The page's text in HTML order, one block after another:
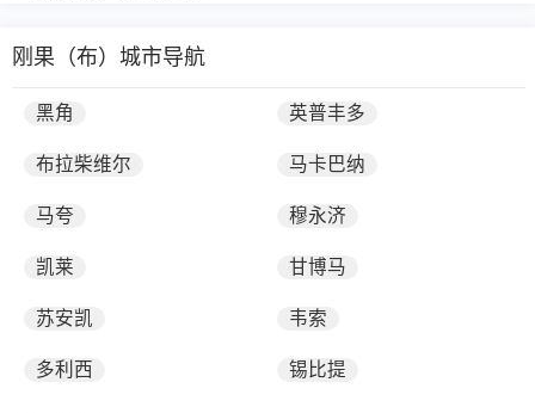
刚果（布）城市导航
黑角 英普丰多
布拉柴维尔 马卡巴纳
马夸 穆永济
凯莱 甘博马
苏安凯 韦索
多利西 锡比提